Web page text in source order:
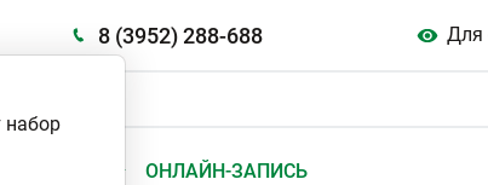
8 (3952) 288-688 Для
ОНЛАЙН-ЗАПИСЬ
набор